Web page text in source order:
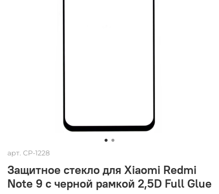
арт. CP-1228
Защитное стекло для Xiaomi Redmi
Note 9 с черной рамкой 2,5D Full Glue